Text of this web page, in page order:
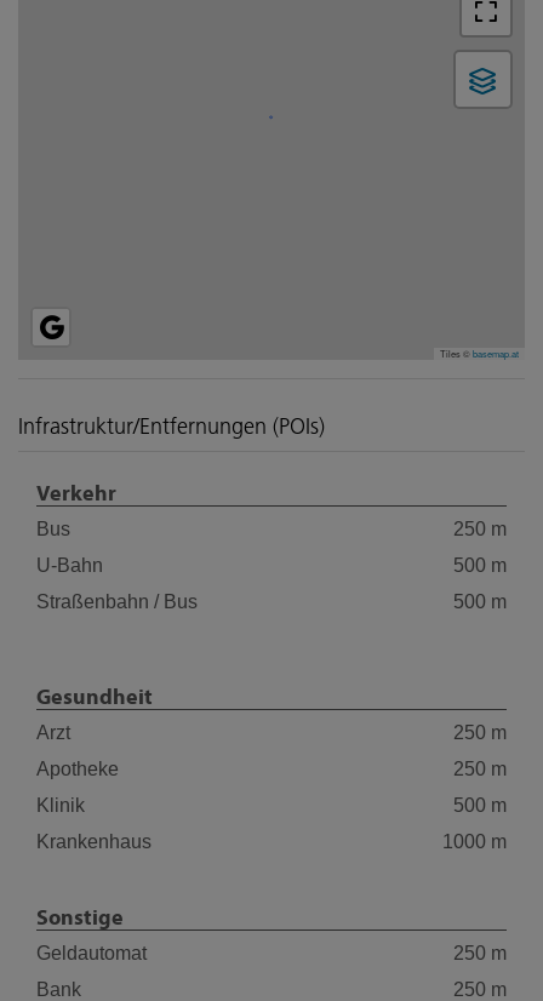
Tiles ©basemap.at
Infrastruktur/Entfernungen (POIs)
Verkehr
Bus
250 m
U-Bahn
500 m
Straßenbahn / Bus
500 m
Gesundheit
Arzt
250 m
Apotheke
250 m
Klinik
500 m
Krankenhaus
1000 m
Sonstige
Geldautomat
250 m
Bank
250 m